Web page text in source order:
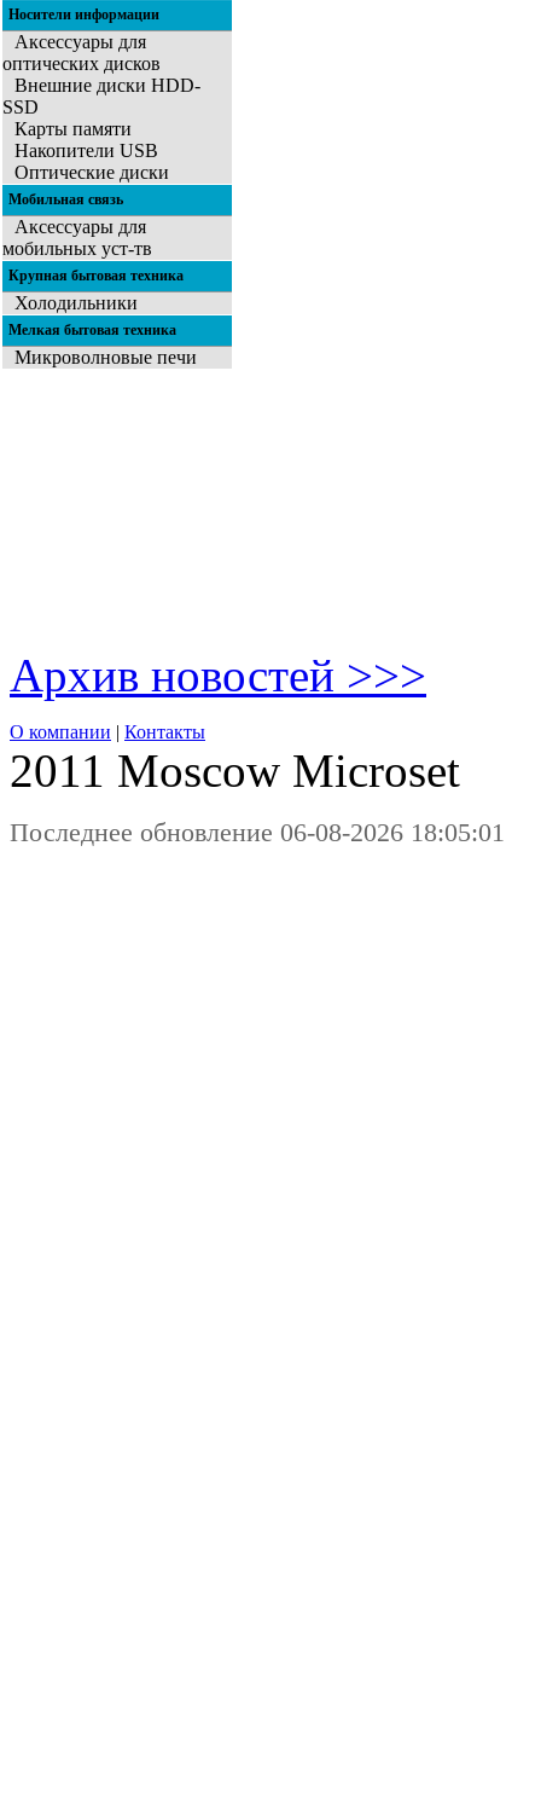
Носители информации
Аксессуары для
оптических дисков
Внешние диски HDD-
SSD
Карты памяти
Накопители USB
Оптические диски
Мобильная связь
Аксессуары для
мобильных уст-тв
Крупная бытовая техника
Холодильники
Мелкая бытовая техника
Микроволновые печи
Архив новостей >>>
О компании | Контакты
2011 Moscow Microset
Последнее обновление 06-08-2026 18:05:01